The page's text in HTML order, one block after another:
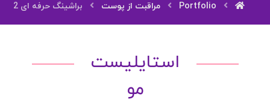
Portfolio مراقبت از پوست براشینگ حرفه ای 2
استایلیست
مو